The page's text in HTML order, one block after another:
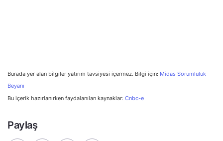
Burada yer alan bilgiler yatırım tavsiyesi içermez. Bilgi için: Midas Sorumluluk
Beyanı
Bu içerik hazırlanırken faydalanılan kaynaklar: Cnbc-e
Paylaş